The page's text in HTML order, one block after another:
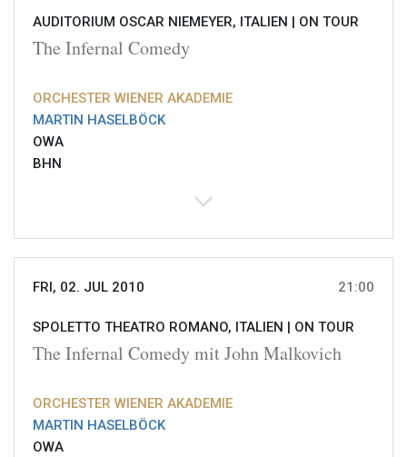
AUDITORIUM OSCAR NIEMEYER, ITALIEN | ON TOUR
The Infernal Comedy
ORCHESTER WIENER AKADEMIE
MARTIN HASELBÖCK
OWA
BHN
FRI, 02. JUL 2010 21:00
SPOLETTO THEATRO ROMANO, ITALIEN | ON TOUR
The Infernal Comedy mit John Malkovich
ORCHESTER WIENER AKADEMIE
MARTIN HASELBÖCK
OWA